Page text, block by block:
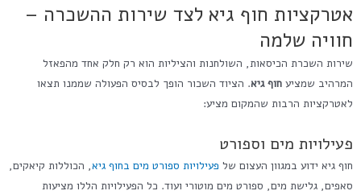
אטרקציות חוף גיא לצד שירות ההשכרה –
חוויה שלמה
שירות השכרת הכיסאות, השולחנות והציליות הוא רק חלק אחד מהפאזל
המרהיב שמציע חוף גיא. הציוד השכור הופך לבסיס הפעולה שממנו תצאו
לאטרקציות הרבות שהמקום מציע:
פעילויות מים וספורט
חוף גיא ידוע במגוון העצום של פעילויות ספורט מים בחוף גיא, הכוללות קיאקים,
סאפים, גלישת מים, ספורט מים מוטורי ועוד. כל הפעילויות הללו מציעות